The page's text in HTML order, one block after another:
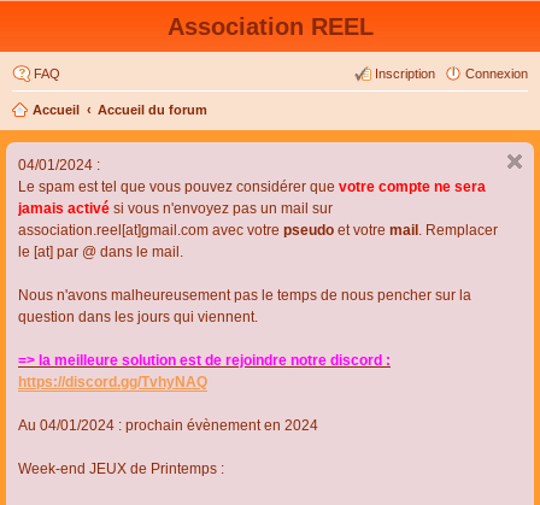
Association REEL
FAQ Connexion
Inscription
Accueil Accueil du forum
04/01/2024 :
Le spam est tel que vous pouvez considérer que votre compte ne sera
jamais activé si vous n'envoyez pas un mail sur
association.reel[at]gmail.com avec votre pseudo et votre mail . Remplacer
le [at] par @ dans le mail.
Nous n'avons malheureusement pas le temps de nous pencher sur la
question dans les jours qui viennent.
=> la meilleure solution est de rejoindre notre discord :
https://discord.gg/TvhyNAQ
Au 04/01/2024 : prochain évènement en 2024
Week-end JEUX de Printemps :